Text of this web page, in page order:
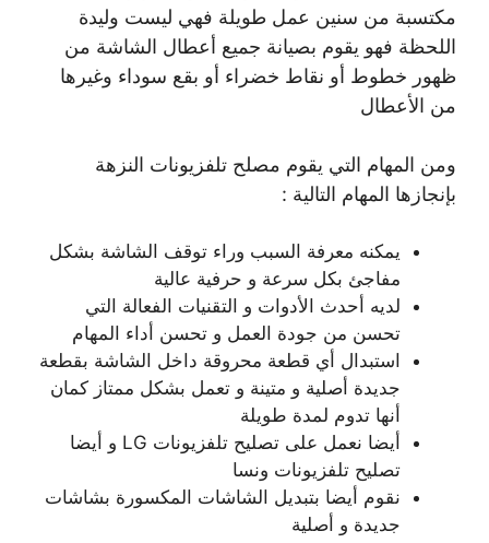
مكتسبة من سنين عمل طويلة فهي ليست وليدة
اللحظة فهو يقوم بصيانة جميع أعطال الشاشة من
ظهور خطوط أو نقاط خضراء أو بقع سوداء وغيرها
من الأعطال
ومن المهام التي يقوم مصلح تلفزيونات النزهة
بإنجازها المهام التالية :
يمكنه معرفة السبب وراء توقف الشاشة بشكل
مفاجئ بكل سرعة و حرفية عالية
لديه أحدث الأدوات و التقنيات الفعالة التي
تحسن من جودة العمل و تحسن أداء المهام
استبدال أي قطعة محروقة داخل الشاشة بقطعة
جديدة أصلية و متينة و تعمل بشكل ممتاز كمان
أنها تدوم لمدة طويلة
أيضا نعمل على تصليح تلفزيونات LG و أيضا
تصليح تلفزيونات ونسا
نقوم أيضا بتبديل الشاشات المكسورة بشاشات
جديدة و أصلية